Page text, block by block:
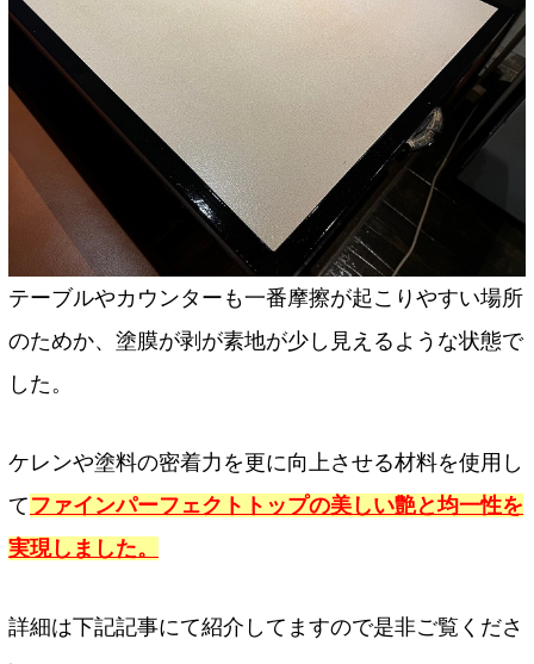
テーブルやカウンターも一番摩擦が起こりやすい場所
のためか、塗膜が剥が素地が少し見えるような状態で
した。
ケレンや塗料の密着力を更に向上させる材料を使用し
て ファインパーフェクトトップの美しい艶と均一性を
実現しました。
詳細は下記記事にて紹介してますので是非ご覧くださ